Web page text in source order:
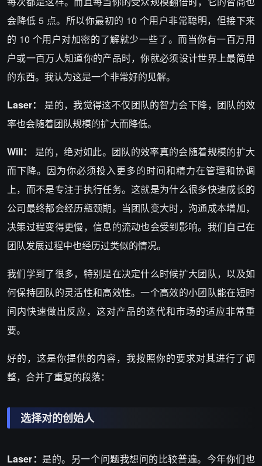
会降低 5 点。所以你最初的 10 个用户非常聪明，但接下来
的 10 个用户对加密的了解就少一些了。而当你有一百万用
户或一百万人知道你的产品时，你就必须设计世界上最简单
的东西。我认为这是一个非常好的见解。
Laser： 是的，我觉得这不仅团队的智力会下降，团队的效
率也会随着团队规模的扩大而降低。
Will：
是的，绝对如此。团队的效率真的会随着规模的扩大
而下降。因为你必须投入更多的时间和精力在管理和协调
上，而不是专注于执行任务。这就是为什么很多快速成长的
公司最终都会经历瓶颈期。当团队变大时，沟通成本增加，
决策过程变得更慢，信息的流动也会受到影响。我们自己在
团队发展过程中也经历过类似的情况。
我们学到了很多，特别是在决定什么时候扩大团队，以及如
何保持团队的灵活性和高效性。一个高效的小团队能在短时
间内快速做出反应，这对产品的迭代和市场的适应非常重
要。
好的，这是你提供的内容，我按照你的要求对其进行了调
整，合并了重复的段落：
选择对的创始人
Laser： 是的。另一个问题我想问的比较普遍。今年你们也